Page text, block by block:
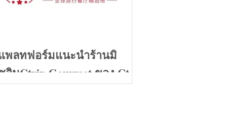
พลทฟอร์มแนะนำร้านมิ
ลินCtrip Gourmet ของ Ctrip